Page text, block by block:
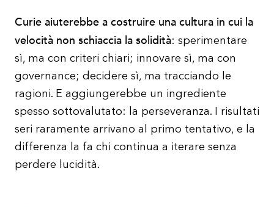
Curie aiuterebbe a costruire una cultura in cui la
velocità non schiaccia la solidità: sperimentare
sì, ma con criteri chiari; innovare sì, ma con
governance; decidere sì, ma tracciando le
ragioni. E aggiungerebbe un ingrediente
spesso sottovalutato: la perseveranza. I risultati
seri raramente arrivano al primo tentativo, e la
differenza la fa chi continua a iterare senza
perdere lucidità.